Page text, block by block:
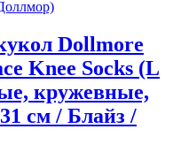
Dollmore
Knee Socks (L
кружевные,
см / Блайз /